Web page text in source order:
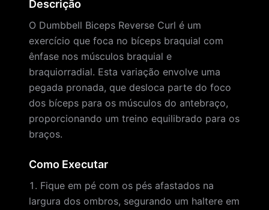
Descrição
O Dumbbell Biceps Reverse Curl é um
exercício que foca no bíceps braquial com
ênfase nos músculos braquial e
braquiorradial. Esta variação envolve uma
pegada pronada, que desloca parte do foco
dos bíceps para os músculos do antebraço,
proporcionando um treino equilibrado para os
braços.
Como Executar
Fique em pé com os pés afastados na
largura dos ombros, segurando um haltere em